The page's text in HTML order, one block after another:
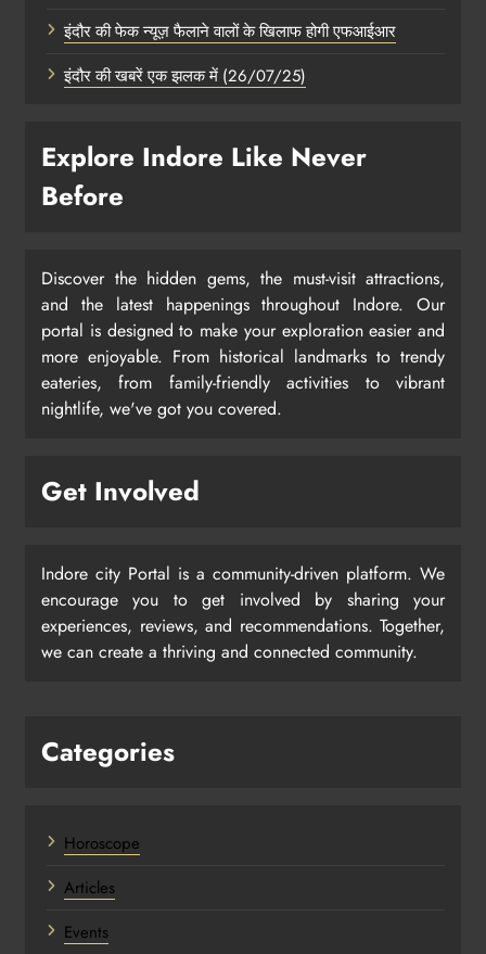
इंदौर की फेक न्यूज़ फैलाने वालों के खिलाफ होगी एफआईआर
इंदौर की खबरें एक झलक में (26/07/25)
Explore Indore Like Never
Before
Discover the hidden gems, the must-visit attractions,
and the latest happenings throughout Indore. Our
portal is designed to make your exploration easier and
more enjoyable. From historical landmarks to trendy
eateries, from family-friendly activities to vibrant
nightlife, we've got you covered.
Get Involved
Indore city Portal is a community-driven platform. We
encourage you to get involved by sharing your
experiences, reviews, and recommendations. Together,
we can create a thriving and connected community.
Categories
Horoscope
Articles
Events